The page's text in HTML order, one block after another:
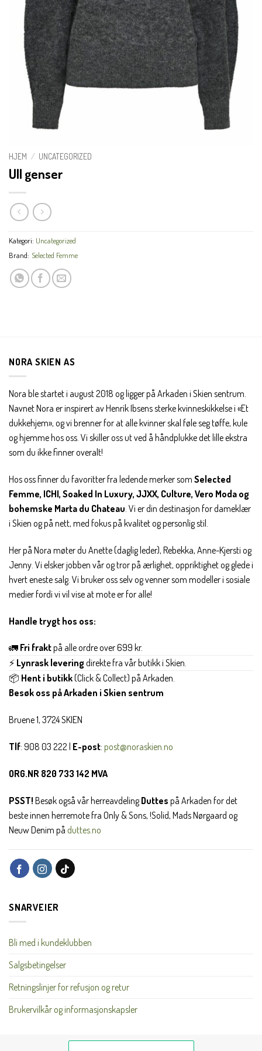
HJEM / UNCATEGORIZED
Ull genser
Kategori: Uncategorized
Brand: Selected Femme
NORA SKIEN AS
Nora ble startet i august 2018 og ligger på Arkaden i Skien sentrum.
Navnet Nora er inspirert av Henrik Ibsens sterke kvinneskikkelse i «Et
dukkehjem», og vi brenner for at alle kvinner skal føle seg tøffe, kule
og hjemme hos oss. Vi skiller oss ut ved å håndplukke det lille ekstra
som du ikke finner overalt!
Hos oss finner du favoritter fra ledende merker som Selected
Femme, ICHI, Soaked In Luxury, JJXX, Culture, Vero Moda og
bohemske Marta du Chateau. Vi er din destinasjon for dameklær
i Skien og på nett, med fokus på kvalitet og personlig stil.
Her på Nora møter du Anette (daglig leder), Rebekka, Anne-Kjersti og
Jenny. Vi elsker jobben vår og tror på ærlighet, oppriktighet og glede i
hvert eneste salg. Vi bruker oss selv og venner som modeller i sosiale
medier fordi vi vil vise at mote er for alle!
Handle trygt hos oss:
🚛 Fri fraktpå alle ordre over 699 kr.
⚡ Lynrask leveringdirekte fra vår butikk i Skien.
📦 Hent i butikk(Click & Collect) på Arkaden.
Besøk oss på Arkaden i Skien sentrum
Bruene 1, 3724 SKIEN
Tlf: 908 03 222 | E-post: post@noraskien.no
ORG.NR 820 733 142 MVA
PSST! Besøk også vår herreavdelingDuttes på Arkaden for det
beste innen herremote fra Only & Sons, !Solid, Mads Nørgaard og
Neuw Denim på duttes.no
SNARVEIER
Bli med i kundeklubben
Salgsbetingelser
Retningslinjer for refusjon og retur
Brukervilkår og informasjonskapsler